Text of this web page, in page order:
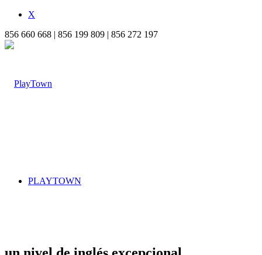
X
856 660 668 | 856 199 809 | 856 272 197
PLAYTOWN